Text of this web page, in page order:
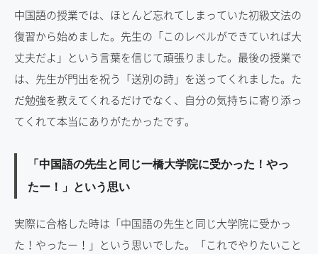
中国語の授業では、ほとんど忘れてしまっていた初級文法の
復習から始めました。先生の「このレベルができていれば大
丈夫だよ」という言葉を信じて頑張りました。最後の授業で
は、先生が門出を祝う「送別の詩」を送ってくれました。た
だ勉強を教えてくれるだけでなく、自分の気持ちに寄り添っ
てくれて本当にありがたかったです。
「中国語の先生と同じ一橋大学院に受かった！やっ
たー！」という思い
実際に合格した時は「中国語の先生と同じ大学院に受かっ
た！やったー！」という思いでした。「これでやりたいこと